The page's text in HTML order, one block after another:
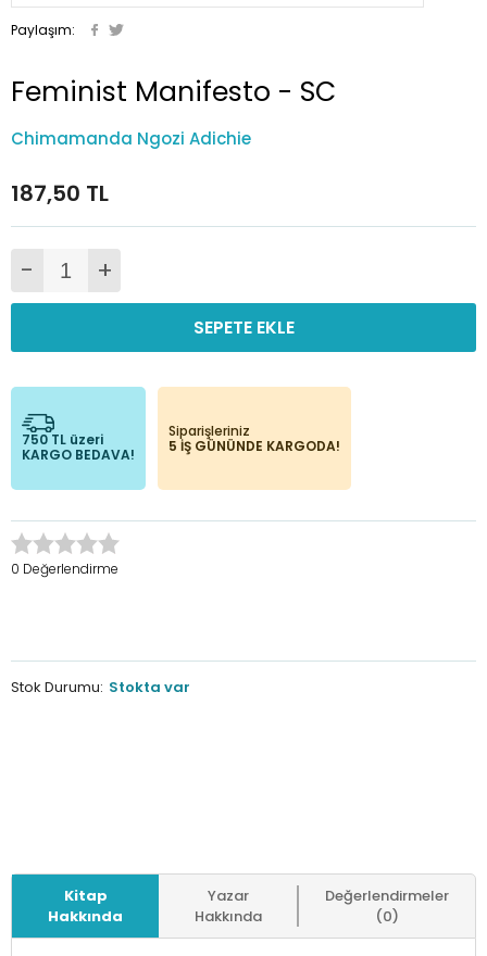
Paylaşım:
Feminist Manifesto - SC
Chimamanda Ngozi Adichie
187,50 TL
- +
SEPETE EKLE
750 TL üzeri
KARGO BEDAVA!
Siparişleriniz
5 İŞ GÜNÜNDE KARGODA!
0 Değerlendirme
Stok Durumu: Stokta var
Kitap
Hakkında
Yazar
Hakkında
Değerlendirmeler
(0)